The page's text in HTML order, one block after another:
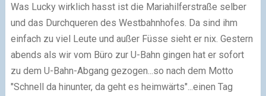
Was Lucky wirklich hasst ist die Mariahilferstraße selber
und das Durchqueren des Westbahnhofes. Da sind ihm
einfach zu viel Leute und außer Füsse sieht er nix. Gestern
abends als wir vom Büro zur U-Bahn gingen hat er sofort
zu dem U-Bahn-Abgang gezogen...so nach dem Motto
"Schnell da hinunter, da geht es heimwärts"...einen Tag